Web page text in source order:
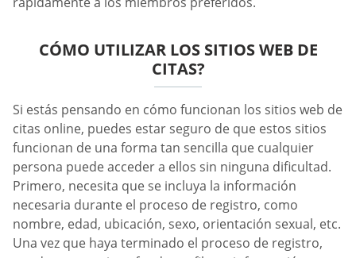
CÓMO UTILIZAR LOS SITIOS WEB DE
CITAS?
Si estás pensando en cómo funcionan los sitios web de
citas online, puedes estar seguro de que estos sitios
funcionan de una forma tan sencilla que cualquier
persona puede acceder a ellos sin ninguna dificultad.
Primero, necesita que se incluya la información
necesaria durante el proceso de registro, como
nombre, edad, ubicación, sexo, orientación sexual, etc.
Una vez que haya terminado el proceso de registro,